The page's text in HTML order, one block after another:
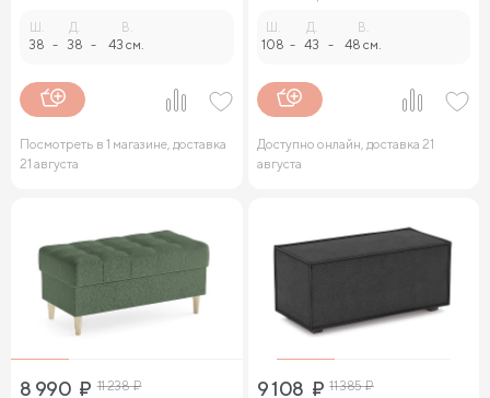
38 -
Д.
38 -
В.
43 см.
Посмотреть в 1 магазине, доставка
21 августа
108 -
Д.
43 -
В.
48 см.
Доступно онлайн, доставка 21
августа
8 990 ₽ 11 238₽ 9 108 ₽ 11 385₽